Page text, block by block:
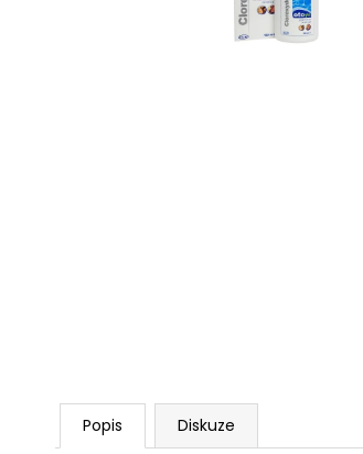
Popis Diskuze
KAPSIČKA KATTOVIT URINARY KUŘE 85G